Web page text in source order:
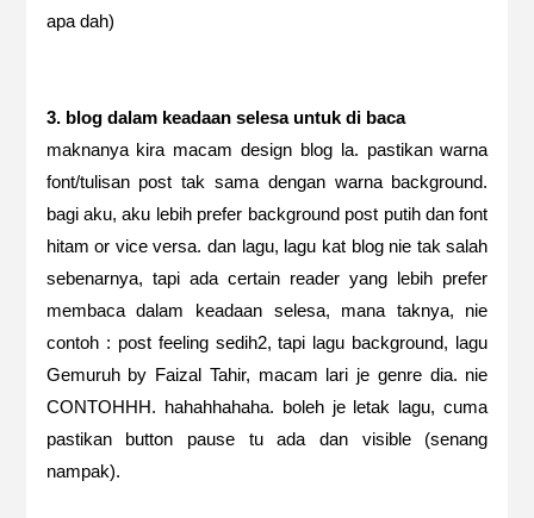
apa dah)
3. blog dalam keadaan selesa untuk di baca
maknanya kira macam design blog la. pastikan warna
font/tulisan post tak sama dengan warna background.
bagi aku, aku lebih prefer background post putih dan font
hitam or vice versa. dan lagu, lagu kat blog nie tak salah
sebenarnya, tapi ada certain reader yang lebih prefer
membaca dalam keadaan selesa, mana taknya, nie
contoh : post feeling sedih2, tapi lagu background, lagu
Gemuruh by Faizal Tahir, macam lari je genre dia. nie
CONTOHHH. hahahhahaha. boleh je letak lagu, cuma
pastikan button pause tu ada dan visible (senang
nampak).